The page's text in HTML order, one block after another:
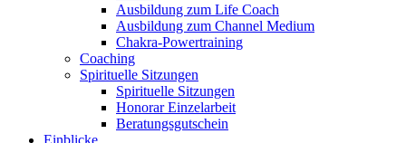
Ausbildung zum Life Coach
Ausbildung zum Channel Medium
Chakra-Powertraining
Coaching
Spirituelle Sitzungen
Spirituelle Sitzungen
Honorar Einzelarbeit
Beratungsgutschein
Einblicke